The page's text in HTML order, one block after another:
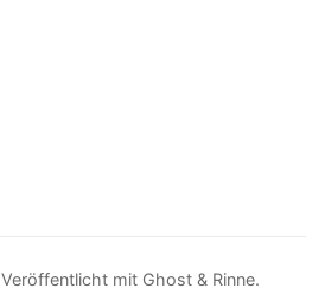
Veröffentlicht mit Ghost & Rinne.